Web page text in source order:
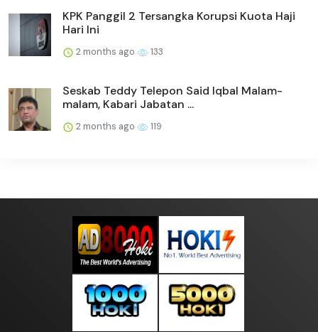
KPK Panggil 2 Tersangka Korupsi Kuota Haji
Hari Ini
2 months ago 133
Seskab Teddy Telepon Said Iqbal Malam-
malam, Kabari Jabatan ...
2 months ago 119